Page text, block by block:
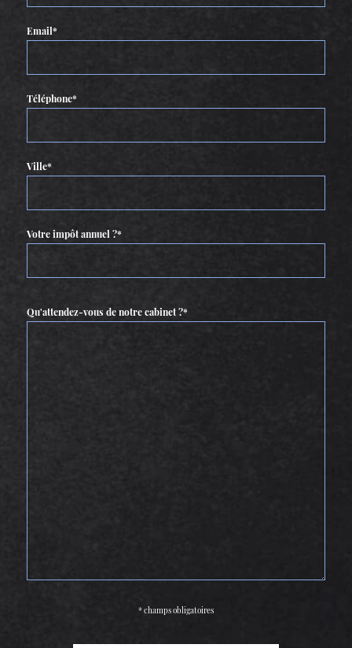
Email*
Téléphone*
Ville*
Votre impôt annuel ?*
Qu'attendez-vous de notre cabinet ?*
* champs obligatoires